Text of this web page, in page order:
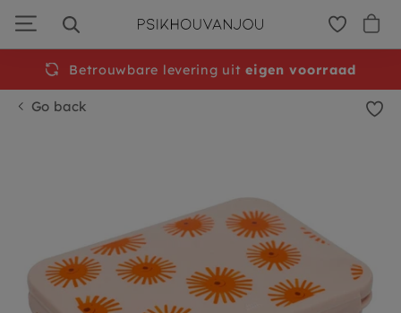
navigation
Go back
Betrouwbare levering uiteigen voorraad